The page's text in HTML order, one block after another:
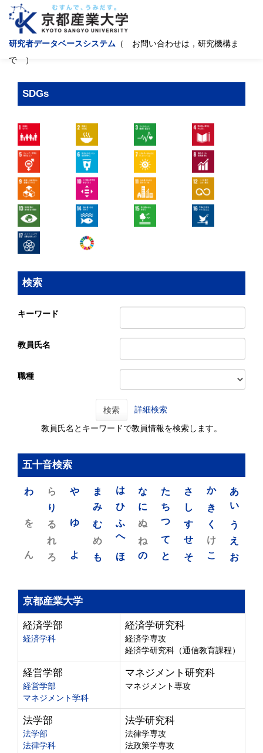
研究者データベースシステム （ お問い合わせは，研究機構ま
で ）
SDGs
検索
キーワード
教員氏名
職種
検索 詳細検索
教員氏名とキーワードで教員情報を検索します。
五十音検索
あ
い
う
え
お
か
き
く
け
こ
さ
し
す
せ
そ
た
ち
つ
て
と
な
に
ぬ
ね
の
は
ひ
ふ
へ
ほ
ま
み
む
め
も
や
ゆ
よ
ら
り
る
れ
ろ
わ
を
ん
京都産業大学
経済学部
経済学科
経済学研究科
経済学専攻
経済学研究科（通信教育課程）
経営学部
経営学部
マネジメント学科
マネジメント研究科
マネジメント専攻
法学部
法学部
法律学科
法学研究科
法律学専攻
法政策学専攻